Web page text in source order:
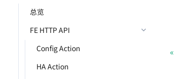
总览
FE HTTP API
Config Action
HA Action